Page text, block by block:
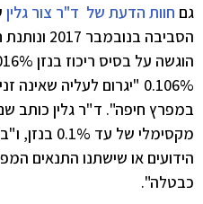
גם חוות הדעת של ד"ר צור גלין
הסביבה
0.106% "יגרום לעליה
במפרץ חיפה". ד"ר גלין כותב
מקסימלי של
הידועים או שישתנו התנאים
כבטלה".